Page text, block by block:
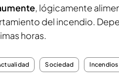
, lógicamente
del incendio.
horas.
Sociedad Incendios